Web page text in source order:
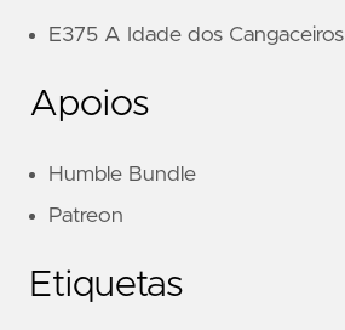
E375 A Idade dos Cangaceiros
Apoios
Humble Bundle
Patreon
Etiquetas